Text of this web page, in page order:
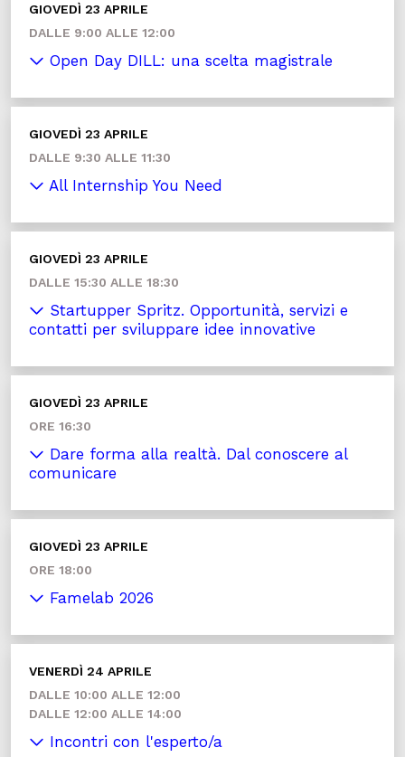
GIOVEDÌ 23 APRILE
DALLE 9:00 ALLE 12:00
Open Day DILL: una scelta magistrale
GIOVEDÌ 23 APRILE
DALLE 9:30 ALLE 11:30
All Internship You Need
GIOVEDÌ 23 APRILE
DALLE 15:30 ALLE 18:30
Startupper Spritz. Opportunità, servizi e
contatti per sviluppare idee innovative
GIOVEDÌ 23 APRILE
ORE 16:30
Dare forma alla realtà. Dal conoscere al
comunicare
GIOVEDÌ 23 APRILE
ORE 18:00
Famelab 2026
VENERDÌ 24 APRILE
DALLE 10:00 ALLE 12:00
DALLE 12:00 ALLE 14:00
Incontri con l'esperto/a